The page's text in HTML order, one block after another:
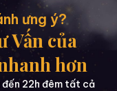
ưng ý?
Vấn của
hơn
đến 22h đêm tất cả